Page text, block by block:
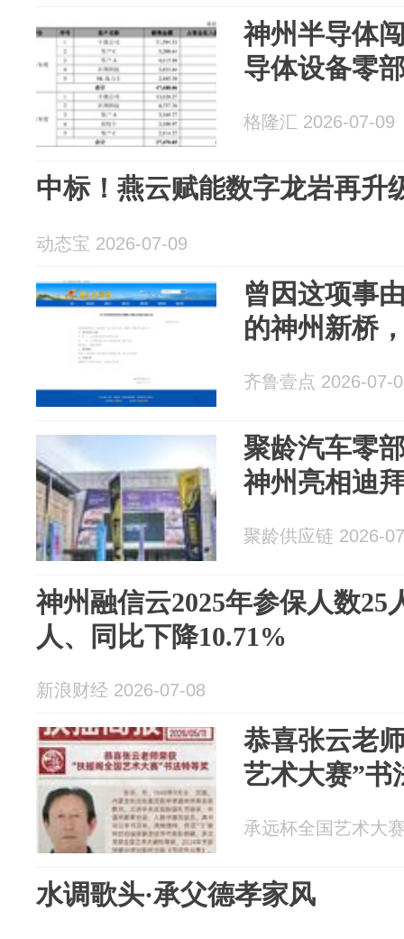
神州半导体
导体设备零
格隆汇 2026-07-09
中标！燕云赋能数字龙岩再升
动态宝 2026-07-09
曾因这项事
的神州新桥
齐鲁壹点 2026-07-
聚龄汽车零
神州亮相迪
聚龄供应链 2026-
神州融信云2025年参保人数25
人、同比下降10.71%
新浪财经 2026-07-08
恭喜张云老
艺术大赛”书
承远杯全国艺术大
水调歌头·承父德孝家风